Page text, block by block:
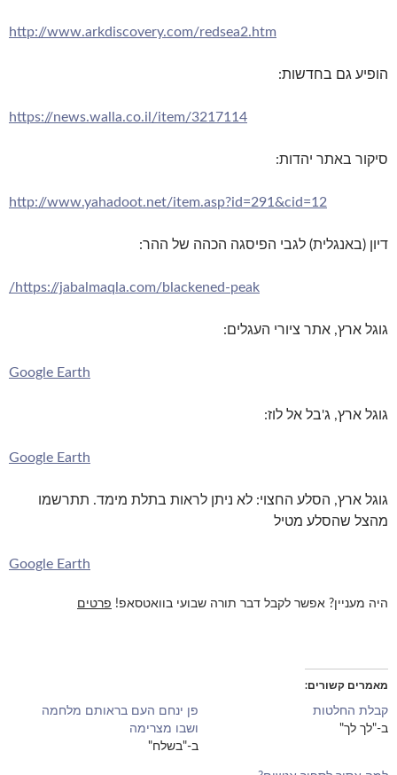
http://www.arkdiscovery.com/redsea2.htm
הופיע גם בחדשות:
https://news.walla.co.il/item/3217114
סיקור באתר יהדות:
http://www.yahadoot.net/item.asp?id=291&cid=12
דיון (באנגלית) לגבי הפיסגה הכהה של ההר:
https://jabalmaqla.com/blackened-peak/
גוגל ארץ, אתר ציורי העגלים:
Google Earth
גוגל ארץ, ג'בל אל לוז:
Google Earth
גוגל ארץ, הסלע החצוי: לא ניתן לראות בתלת מימד. תתרשמו
מהצל שהסלע מטיל
Google Earth
היה מעניין? אפשר לקבל דבר תורה שבועי בוואטסאפ! פרטים
מאמרים קשורים
קבלת החלטות
ב-"לך לך"
פן ינחם העם בראותם מלחמה
ושבו מצרימה
ב-"בשלח"